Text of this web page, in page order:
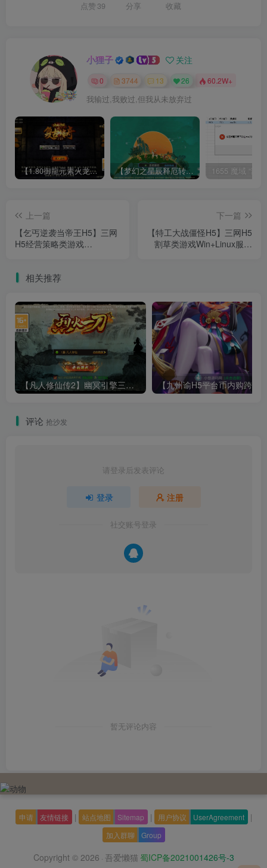
点赞 39 分享 收藏
小狸子 关注
0 3744 13 26 60.2W+
我输过,我败过,但我从未放弃过
【1.80御龍元素火龙[摸摸登陆器]】战神引擎WIN服务端+GM工具+充值后台+双端+架设教程 【梦幻之星辰释厄转尊享挂机版】MT3换皮梦幻西游Linux服务端+GM后台+双端+源码+架设教程
上一篇
【乞丐逆袭当帝王H5】三网
H5经营策略类游戏
下一篇
【特工大战僵怪H5】三网H5
割草类游戏Win+Linux服务
相关推荐
【凡人修仙传2】幽冥引擎三网H5游戏Win服务端+全套表+全套源码+运营管理后台+安卓+架设教程
评论 抢沙发
请登录后发表评论
登录 注册
社交账号登录
暂无评论内容
申请 友情链接 | 站点地图 Sitemap | 用户协议 UserAgreement |
加入群聊 Group
Copyright © 2026 · 吾爱懒猫 蜀ICP备2021001426号-3